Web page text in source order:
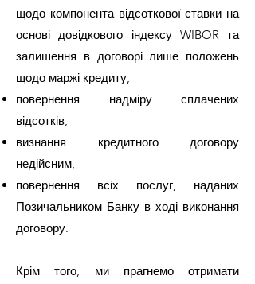
щодо компонента відсоткової ставки на
основі довідкового індексу WIBOR та
залишення в договорі лише положень
щодо маржі кредиту,
повернення надміру сплачених
відсотків,
визнання кредитного договору
недійсним,
повернення всіх послуг, наданих
Позичальником Банку в ході виконання
договору.
Крім того, ми прагнемо отримати